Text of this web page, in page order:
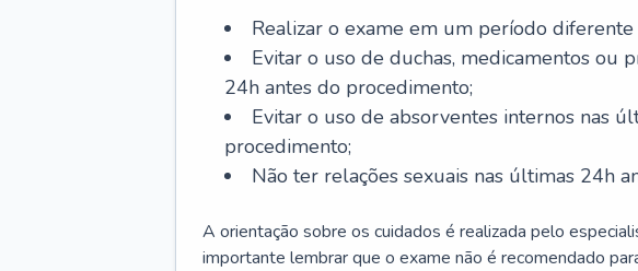
Realizar o exame em um período
Evitar o uso de duchas, medicamentos ou
24h antes do procedimento;
Evitar o uso de absorventes internos nas
procedimento;
Não ter relações sexuais nas últimas 24h
A orientação sobre os cuidados é realizada pelo
importante lembrar que o exame não é recomendado